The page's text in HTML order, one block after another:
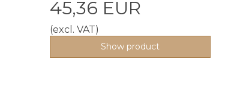
45,36 EUR
(excl. VAT)
Show product